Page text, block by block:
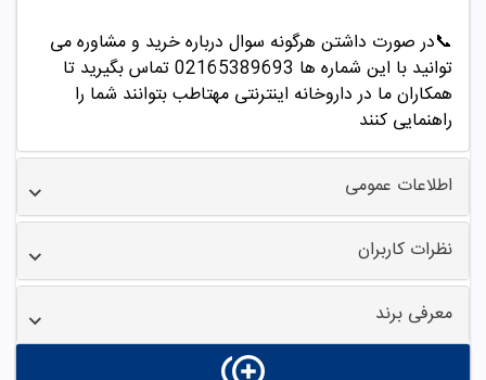
📞در صورت داشتن هرگونه سوال درباره خرید و مشاوره می
توانید با این شماره ها 02165389693
تماس بگیرید تا
همکاران ما در داروخانه اینترنتی مهتاطب بتوانند شما را
راهنمایی کنند
اطلاعات عمومی
نظرات کاربران
معرفی برند